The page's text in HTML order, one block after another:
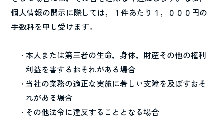
個人情報の開示に際しては，１件あたり１，０００円の
手数料を申し受けます。
本人または第三者の生命，身体，財産その他の権利
利益を害するおそれがある場合
当社の業務の適正な実施に著しい支障を及ぼすおそ
れがある場合
その他法令に違反することとなる場合